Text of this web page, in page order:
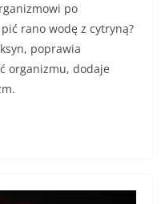
po
rano wodę z cytryną?
poprawia
organizmu, dodaje